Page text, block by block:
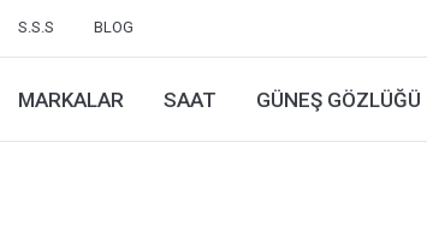
S.S.S BLOG
MARKALAR SAAT GÜNEŞ GÖZLÜĞÜ